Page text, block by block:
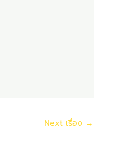
Next เรื่อง →